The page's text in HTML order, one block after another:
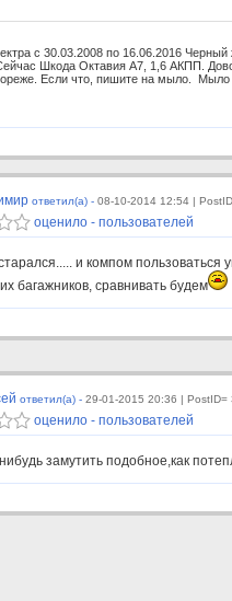
с 30.03.2008 по 16.06.2016
Шкода Октавия А7, 1,6 АКПП.
Если что, пишите на мыло.
ответил(а) - 08-10-2014 12:54 |
оценило - пользователей
и компом пользоваться
багажников, сравнивать будем
ответил(а) - 29-01-2015 20:36 |
оценило - пользователей
замутить подобное,как